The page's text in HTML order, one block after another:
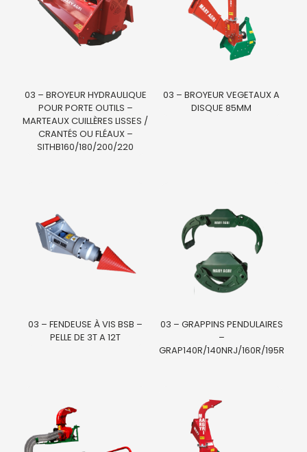
03 – BROYEUR HYDRAULIQUE
POUR PORTE OUTILS –
MARTEAUX CUILLÈRES LISSES /
CRANTÉS OU FLÉAUX –
SITHB160/180/200/220
03 – BROYEUR VEGETAUX A
DISQUE 85MM
03 – FENDEUSE À VIS BSB –
PELLE DE 3T A 12T
03 – GRAPPINS PENDULAIRES
–
GRAP140R/140NRJ/160R/195R